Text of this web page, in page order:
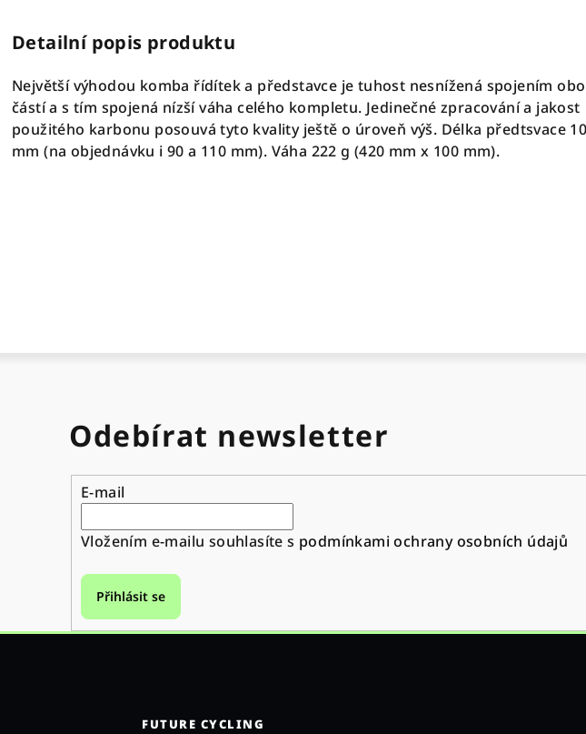
Detailní popis produktu
Největší výhodou komba řídítek a představce je tuhost nesnížená spojením
částí a s tím spojená nízší váha celého kompletu. Jedinečné zpracování a jakost
použitého karbonu posouvá tyto kvality ještě o úroveň výš. Délka předtsvace
mm (na objednávku i 90 a 110 mm). Váha 222 g (420 mm x 100 mm).
Odebírat newsletter
E-mail
Vložením e-mailu souhlasíte s podmínkami ochrany osobních údajů
Přihlásit se
FUTURE CYCLING